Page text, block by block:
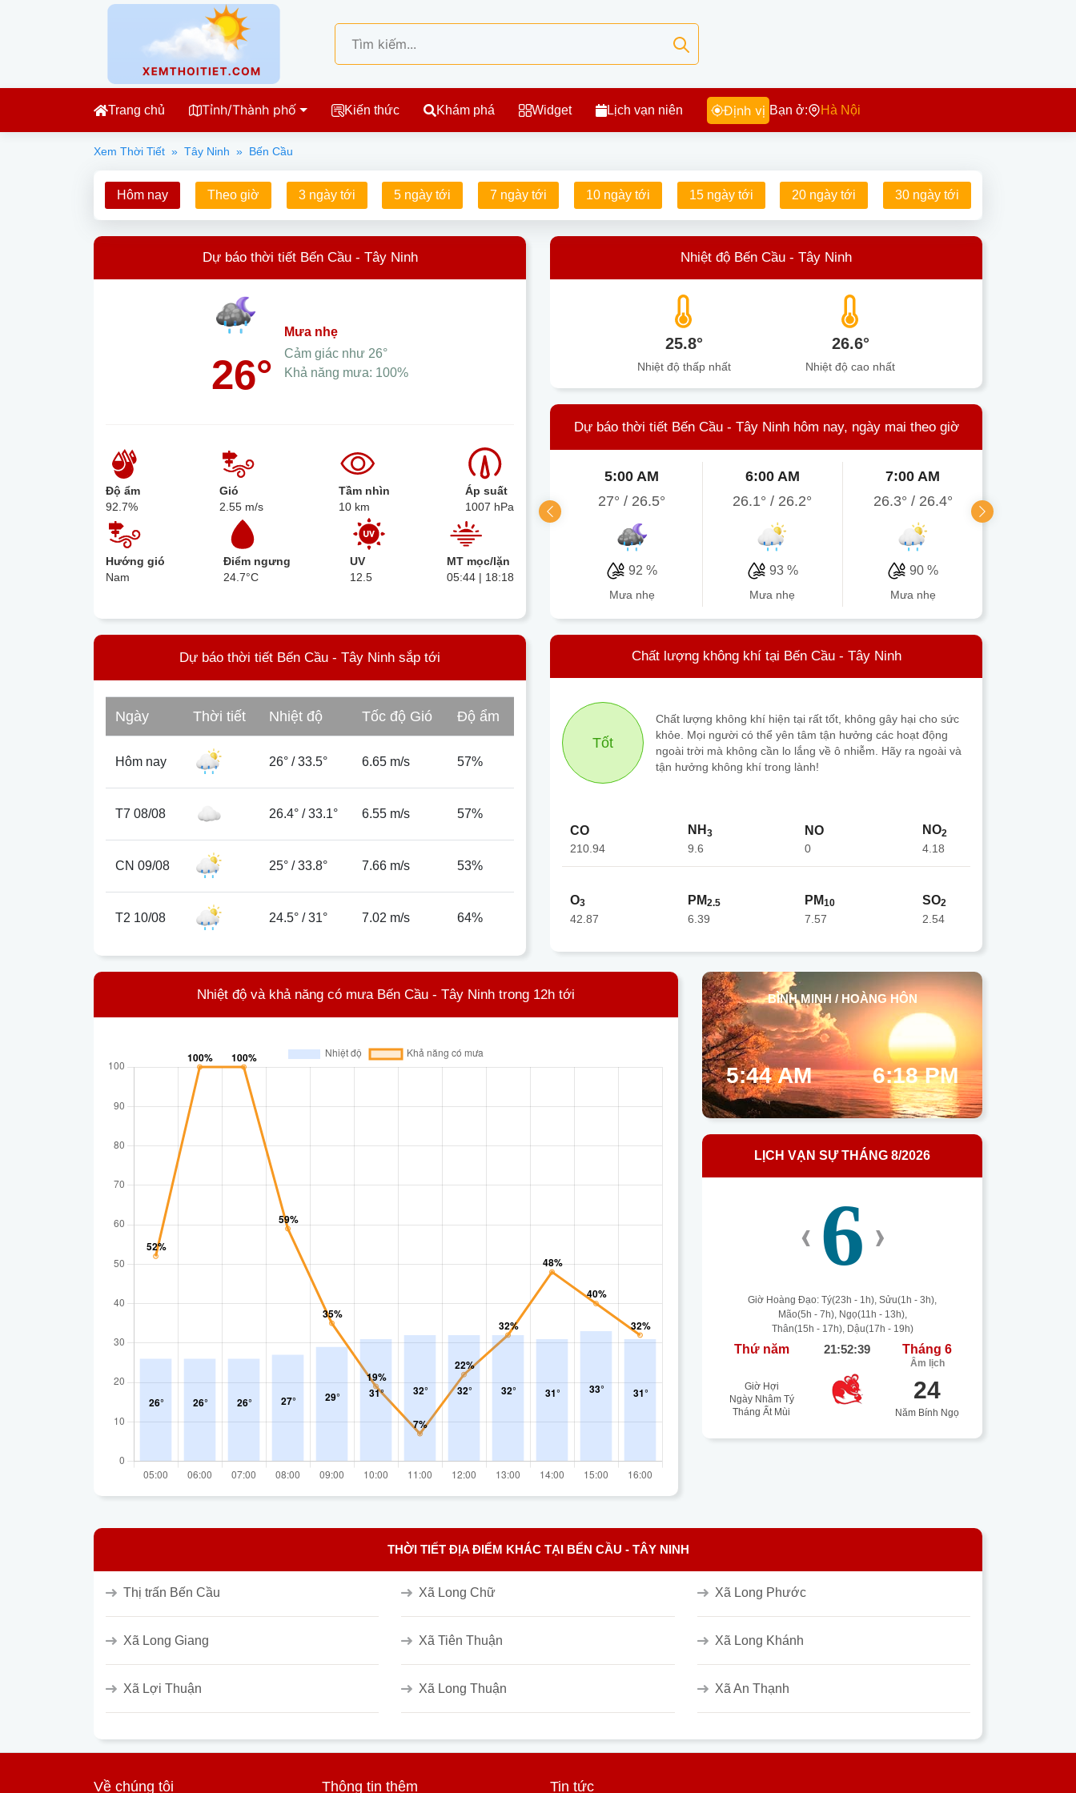
Trang chủ Tỉnh/Thành phố Kiến thức Khám phá Widget Lịch vạn niên Định vị Bạn ở: Hà Nội
Xem Thời Tiết » Tây Ninh » Bến Cầu
Hôm nay Theo giờ 3 ngày tới 5 ngày tới 7 ngày tới 10 ngày tới 15 ngày tới 20 ngày tới 30 ngày tới
Dự báo thời tiết Bến Cầu - Tây Ninh
26°
mưa nhẹ
Cảm giác như 26°
Khả năng mưa: 100%
Độ ẩm
92.7%
Gió
2.55 m/s
Tầm nhìn
10 km
Áp suất
1007 hPa
Hướng gió
Nam
Điểm ngưng
24.7°C
UV
12.5
MT mọc/lặn
05:44 | 18:18
Nhiệt độ Bến Cầu - Tây Ninh
25.8°
Nhiệt độ thấp nhất
26.6°
Nhiệt độ cao nhất
Dự báo thời tiết Bến Cầu - Tây Ninh hôm nay, ngày mai theo giờ
5:00 AM
27°/ 26.5°
92 %
mưa nhẹ
6:00 AM
26.1°/ 26.2°
93 %
mưa nhẹ
7:00 AM
26.3° / 26.4°
90 %
mưa nhẹ
Dự báo thời tiết Bến Cầu - Tây Ninh sắp tới
Ngày Thời tiết Nhiệt độ Tốc độ Gió Độ ẩm
Hôm nay 26° /33.5° 6.65 m/s 57%
T7 08/08 26.4° /33.1° 6.55 m/s 57%
CN 09/08 25° /33.8° 7.66 m/s 53%
T2 10/08 24.5° /31° 7.02 m/s 64%
Chất lượng không khí tại Bến Cầu - Tây Ninh
Tốt
Chất lượng không khí hiện tại rất tốt, không gây hại cho sức
khỏe. Mọi người có thể yên tâm tận hưởng các hoạt động
ngoài trời mà không cần lo lắng về ô nhiễm. Hãy ra ngoài và
tận hưởng không khí trong lành!
CO
210.94
NH 3
9.6
NO
0
NO2
4.18
O3
42.87
PM2.5
6.39
PM10
7.57
SO2
2.54
Nhiệt độ và khả năng có mưa Bến Cầu - Tây Ninh trong 12h tới BÌNH MINH / HOÀNG HÔN
5:44 AM 6:18 PM
LỊCH VẠN SỰ THÁNG 8/2026
‹ 6 ›
Giờ Hoàng Đạo: Tý(23h - 1h), Sửu(1h - 3h),
Mão(5h - 7h), Ngọ(11h - 13h),
Thân(15h - 17h), Dậu(17h - 19h)
Thứ năm 21:52:40 Tháng 6
Âm lịch
Giờ Hợi
Ngày Nhâm Tý
Tháng Ất Mùi
24
Năm Bính Ngọ
THỜI TIẾT ĐỊA ĐIỂM KHÁC TẠI BẾN CẦU - TÂY NINH
Thị trấn Bến Cầu Xã Long Chữ Xã Long Phước
Xã Long Giang Xã Tiên Thuận Xã Long Khánh
Xã Lợi Thuận Xã Long Thuận Xã An Thạnh
Về chúng tôi Thông tin thêm Tin tức